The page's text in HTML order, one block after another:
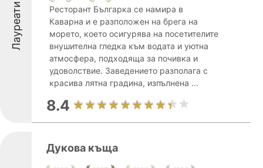
Лауреати
Ресторант Българка се намира в
Каварна и е разположен на брега на
морето, което осигурява на посетителите
внушителна гледка към водата и уютна
атмосфера, подходяща за почивка и
удоволствие. Заведението разполага с
красива лятна градина, изпълнена ...
8.4
Дукова къща